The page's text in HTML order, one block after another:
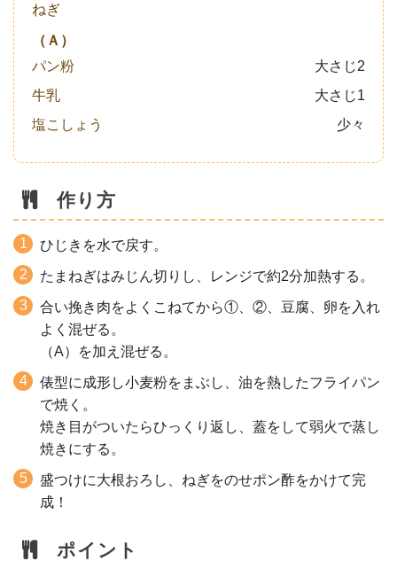
ねぎ
（Ａ）
パン粉
大さじ2
牛乳
大さじ1
塩こしょう
少々
作り方
ひじきを水で戻す。
たまねぎはみじん切りし、レンジで約2分加熱する。
合い挽き肉をよくこねてから①、②、豆腐、卵を入れ
よく混ぜる。
（A）を加え混ぜる。
俵型に成形し小麦粉をまぶし、油を熱したフライパン
で焼く。
焼き目がついたらひっくり返し、蓋をして弱火で蒸し
焼きにする。
盛つけに大根おろし、ねぎをのせポン酢をかけて完
成！
ポイント